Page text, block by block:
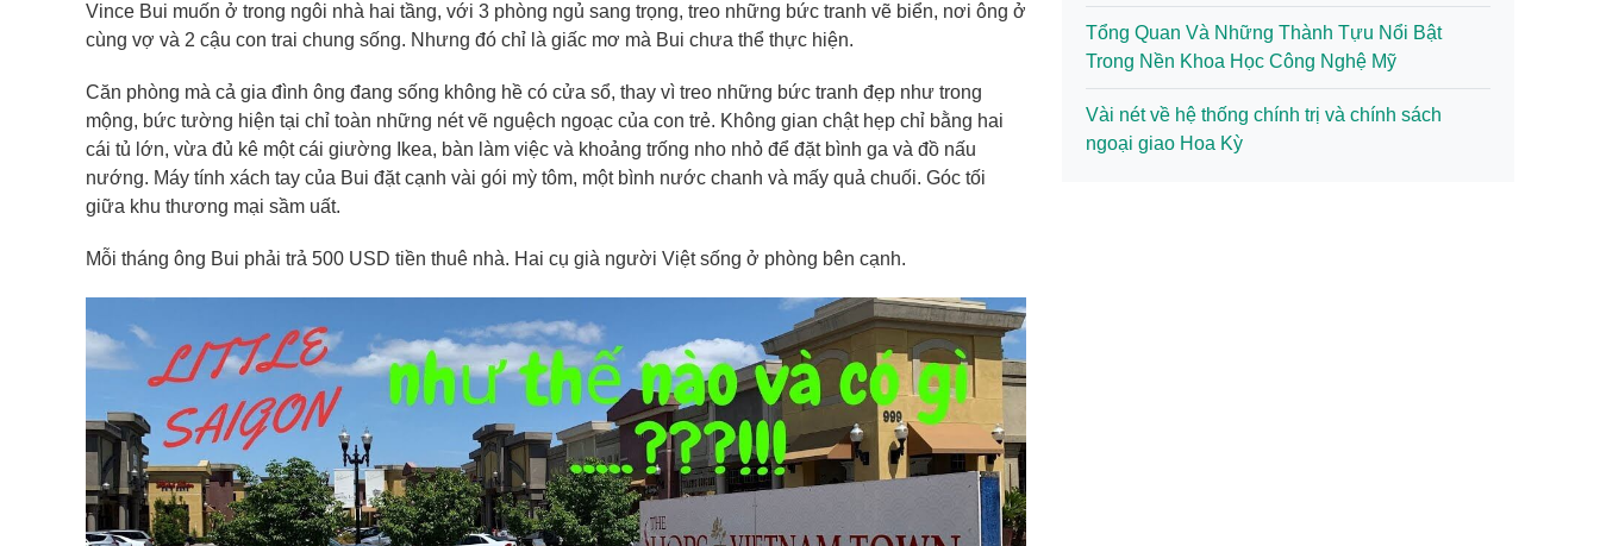
Vince Bui muốn ở trong ngôi nhà hai tầng, với 3 phòng ngủ sang trọng, treo những bức tranh vẽ biển, nơi ông ở
cùng vợ và 2 cậu con trai chung sống. Nhưng đó chỉ là giấc mơ mà Bui chưa thể thực hiện.
Căn phòng mà cả gia đình ông đang sống không hề có cửa sổ, thay vì treo những bức tranh đẹp như trong
mộng, bức tường hiện tại chỉ toàn những nét vẽ nguệch ngoạc của con trẻ. Không gian chật hẹp chỉ bằng hai
cái tủ lớn, vừa đủ kê một cái giường Ikea, bàn làm việc và khoảng trống nho nhỏ để đặt bình ga và đồ nấu
nướng. Máy tính xách tay của Bui đặt cạnh vài gói mỳ tôm, một bình nước chanh và mấy quả chuối. Góc tối
giữa khu thương mại sầm uất.
Mỗi tháng ông Bui phải trả 500 USD tiền thuê nhà. Hai cụ già người Việt sống ở phòng bên cạnh.
Tổng Quan Và Những Thành Tựu Nổi Bật
Trong Nền Khoa Học Công Nghệ Mỹ
Vài nét về hệ thống chính trị và chính sách
ngoại giao Hoa Kỳ